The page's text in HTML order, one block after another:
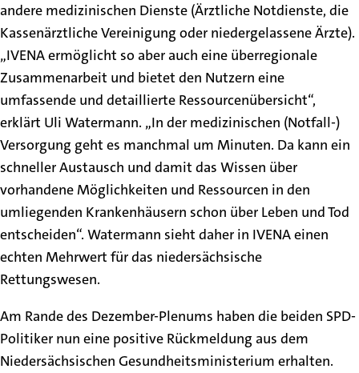
andere medizinischen Dienste (Ärztliche Notdienste, die
Kassenärztliche Vereinigung oder niedergelassene Ärzte).
„IVENA ermöglicht so aber auch eine überregionale
Zusammenarbeit und bietet den Nutzern eine
umfassende und detaillierte Ressourcenübersicht“,
erklärt Uli Watermann. „In der medizinischen (Notfall-)
Versorgung geht es manchmal um Minuten. Da kann ein
schneller Austausch und damit das Wissen über
vorhandene Möglichkeiten und Ressourcen in den
umliegenden Krankenhäusern schon über Leben und Tod
entscheiden“. Watermann sieht daher in IVENA einen
echten Mehrwert für das niedersächsische
Rettungswesen.
Am Rande des Dezember-Plenums haben die beiden SPD-
Politiker nun eine positive Rückmeldung aus dem
Niedersächsischen Gesundheitsministerium erhalten.